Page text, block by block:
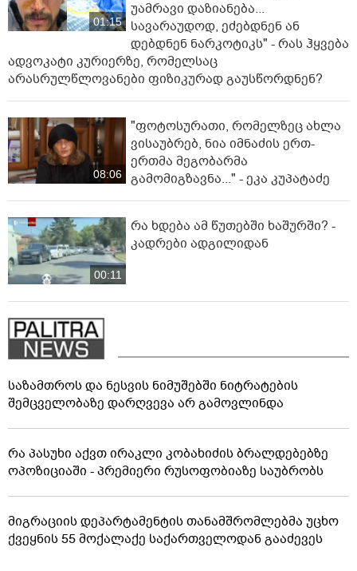
01:15
უამრავი დაზიანება...
სავარაუდოდ, ეძებდნენ ან
დებდნენ ნარკოტიკს" - რას ჰყვება
ადვოკატი კურიერზე, რომელსაც
არასრულწლოვანები ფიზიკურად გაუსწორდნენ?
08:06
"ფოტოსურათი, რომელზეც ახლა
ვისაუბრებ, ნია იმნაძის ერთ-
ერთმა მეგობარმა
გამომიგზავნა..." - ეკა კუპატაძე
00:11
რა ხდება ამ წუთებში ხაშურში? -
კადრები ადგილიდან
საზამთროს და ნესვის ნიმუშებში ნიტრატების
შემცველობაზე დარღვევა არ გამოვლინდა
რა პასუხი აქვთ ირაკლი კობახიძის ბრალდებებზე
ოპოზიციაში - პრემიერი რუსოფობიაზე საუბრობს
მიგრაციის დეპარტამენტის თანამშრომლებმა უცხო
ქვეყნის 55 მოქალაქე საქართველოდან გააძევეს